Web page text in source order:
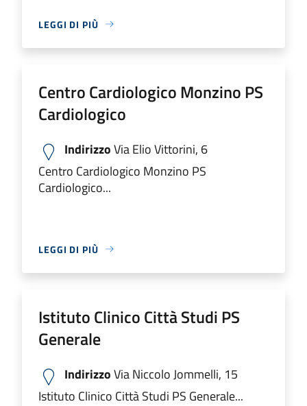
LEGGI DI PIÙ
Centro Cardiologico Monzino PS
Cardiologico
IndirizzoVia Elio Vittorini, 6
Centro Cardiologico Monzino PS
Cardiologico...
LEGGI DI PIÙ
Istituto Clinico Città Studi PS
Generale
IndirizzoVia Niccolo Jommelli, 15
Istituto Clinico Città Studi PS Generale...